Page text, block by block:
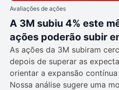
Avaliações de ações
A 3M subiu 4% este
ações poderão subir
As ações da 3M subiram
depois de superar as
orientar a expansão
Nossa análise sugere uma